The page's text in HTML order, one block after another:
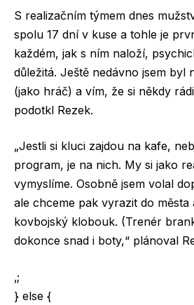
S realizačním týmem dnes
spolu 17 dní v kuse a tohle je
každém, jak s ním naloží,
důležitá. Ještě nedávno jsem byl
(jako hráč) a vím, že si někdy
podotkl Rezek.
„Jestli si kluci zajdou na kafe,
program, je na nich. My si jako
vymyslíme. Osobně jsem volal
ale chceme pak vyrazit do města
kovbojský klobouk. (Trenér
dokonce snad i boty,“ plánoval
‚;
} else {